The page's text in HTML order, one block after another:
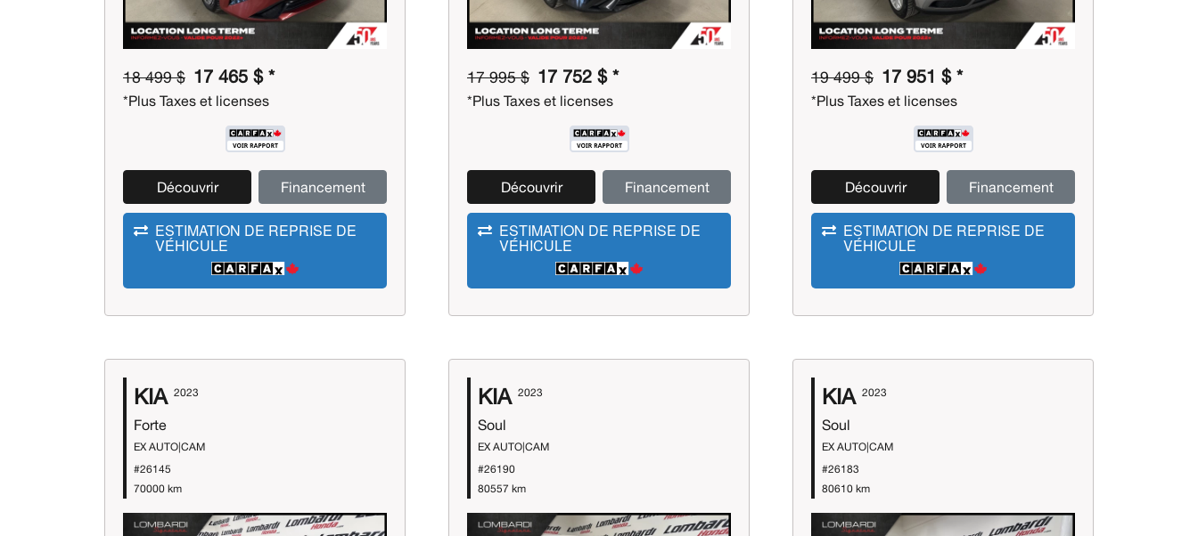
18 499 $ 17 465 $ *
*Plus Taxes et licenses
Découvrir Financement
ESTIMATION DE REPRISE DE
VÉHICULE
17 995 $ 17 752 $ *
*Plus Taxes et licenses
Découvrir Financement
ESTIMATION DE REPRISE DE
VÉHICULE
19 499 $ 17 951 $ *
*Plus Taxes et licenses
Découvrir Financement
ESTIMATION DE REPRISE DE
VÉHICULE
KIA 2023
Forte
EX AUTO|CAM
#26145
70000 km
KIA 2023
Soul
EX AUTO|CAM
#26190
80557 km
KIA 2023
Soul
EX AUTO|CAM
#26183
80610 km